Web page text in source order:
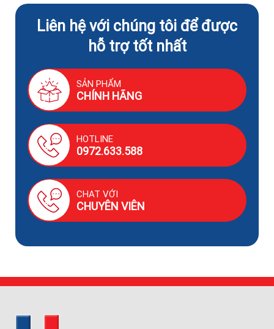
Liên hệ với chúng tôi để được
hỗ trợ tốt nhất
SẢN PHẨM
CHÍNH HÃNG
HOTLINE
0972.633.588
CHAT VỚI
CHUYÊN VIÊN